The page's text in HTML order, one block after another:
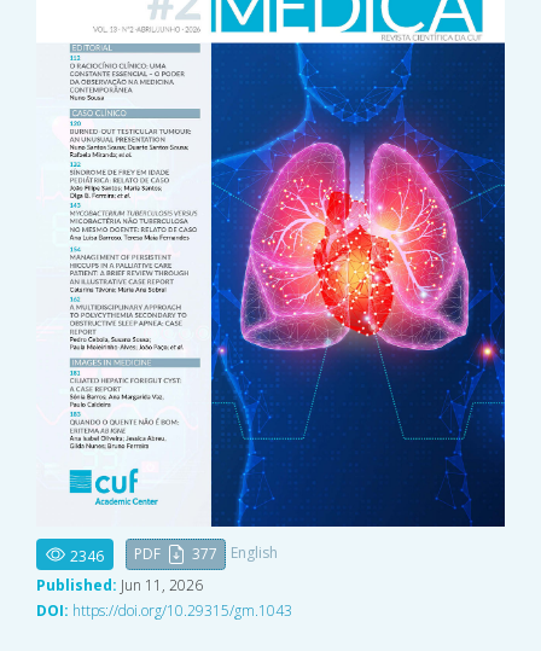
2346 PDF 377
English
Published: Jun 11, 2026
DOI: https://doi.org/10.29315/gm.1043